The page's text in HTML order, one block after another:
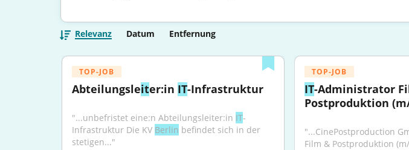
Relevanz Datum Entfernung
TOP-JOB
Abteilungsleiter:in IT-Infrastruktur
"...unbefristet eine:n Abteilungsleiter:in IT-
Infrastruktur Die KV Berlin befindet sich in der
stetigen..."
TOP-JOB
IT-Administrator
Postproduktion
"...CinePostproduction
Film & Postproduktion